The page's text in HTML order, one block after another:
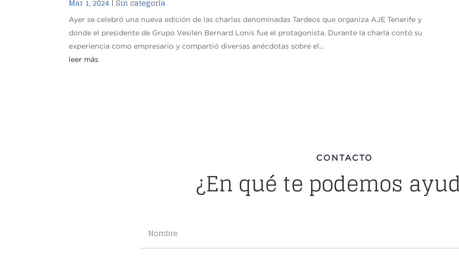
Mar 1, 2024 Sin categoría
Ayer se celebró una nueva edición de las charlas denominadas Tardeos que organiza AJE Tenerife y
donde el presidente de Grupo Vesilen Bernard Lonis fue el protagonista. Durante la charla contó su
experiencia como empresario y compartió diversas anécdotas sobre el...
leer más
CONTACTO
¿En qué te podemos